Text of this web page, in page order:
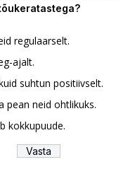
regulaarselt.
ajalt.
suhtun positiivselt.
pean neid ohtlikuks.
kokkupuude.